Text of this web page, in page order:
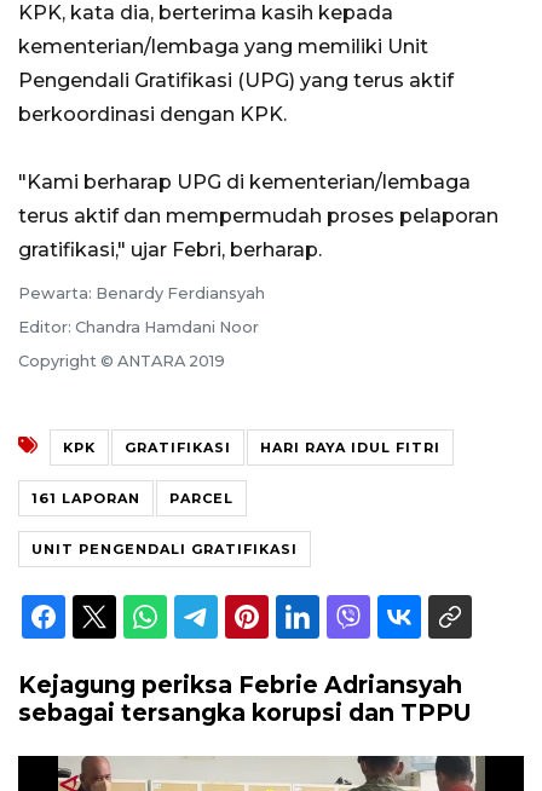
KPK, kata dia, berterima kasih kepada
kementerian/lembaga yang memiliki Unit
Pengendali Gratifikasi (UPG) yang terus aktif
berkoordinasi dengan KPK.
"Kami berharap UPG di kementerian/lembaga
terus aktif dan mempermudah proses pelaporan
gratifikasi," ujar Febri, berharap.
Pewarta: Benardy Ferdiansyah
Editor: Chandra Hamdani Noor
Copyright © ANTARA 2019
KPK GRATIFIKASI HARI RAYA IDUL FITRI
161 LAPORAN PARCEL
UNIT PENGENDALI GRATIFIKASI
Kejagung periksa Febrie Adriansyah
sebagai tersangka korupsi dan TPPU